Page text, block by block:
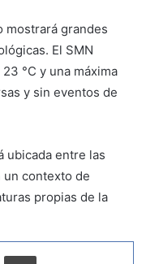
mostrará grandes
El SMN
°C y una máxima
y sin eventos de
ubicada entre las
un contexto de
propias de la